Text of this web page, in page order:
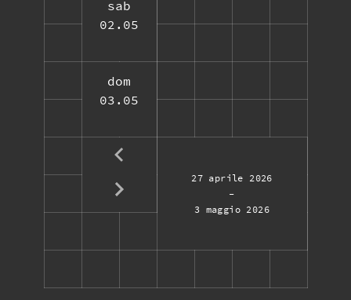
sab
02.05
dom
03.05
27 aprile 2026
-
3 maggio 2026